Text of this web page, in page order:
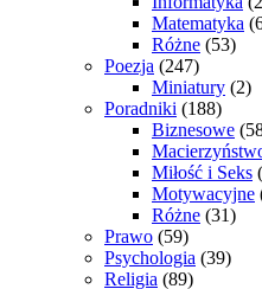
Matematyka
Różne (53)
Poezja (247)
Miniatury (2)
Poradniki (188)
Biznesowe
Miłość i Seks
Motywacyjne
Różne (31)
Prawo (59)
Psychologia (39)
Religia (89)